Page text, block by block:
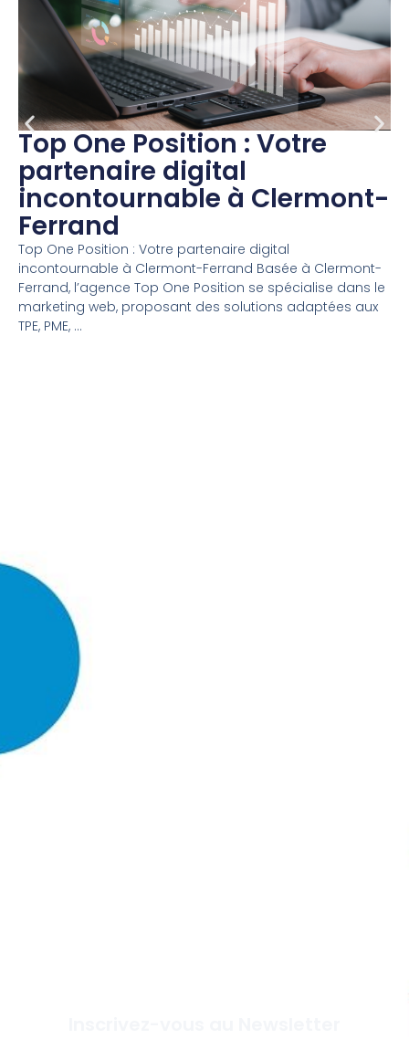
Top One Position : Votre
partenaire digital
incontournable à Clermont-
Ferrand
Top One Position : Votre partenaire digital
incontournable à Clermont-Ferrand Basée à Clermont-
Ferrand, l’agence Top One Position se spécialise dans le
marketing web, proposant des solutions adaptées aux
TPE, PME, ...